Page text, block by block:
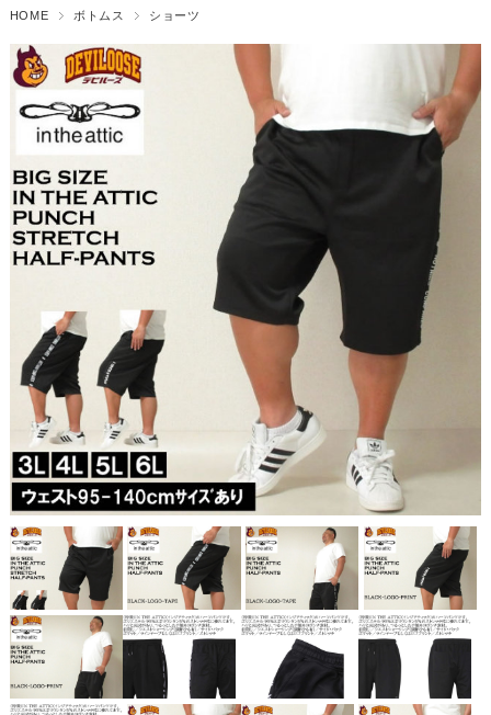
HOME ボトムス ショーツ